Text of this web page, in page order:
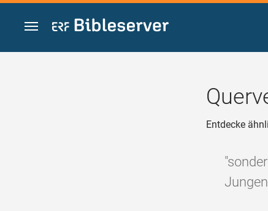
Zum Inhalt springen
Entdecke